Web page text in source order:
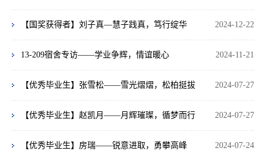
2024-12-22
【国奖获得者】刘子真—慧子践真，笃行绽华
2024-11-21
13-209宿舍专访——学业争辉，情谊暖心
2024-07-27
【优秀毕业生】张雪松——雪光熠熠，松柏挺拔
2024-07-27
【优秀毕业生】赵凯月——月辉璀璨，循梦而行
2024-07-24
【优秀毕业生】房瑞——锐意进取，勇攀高峰